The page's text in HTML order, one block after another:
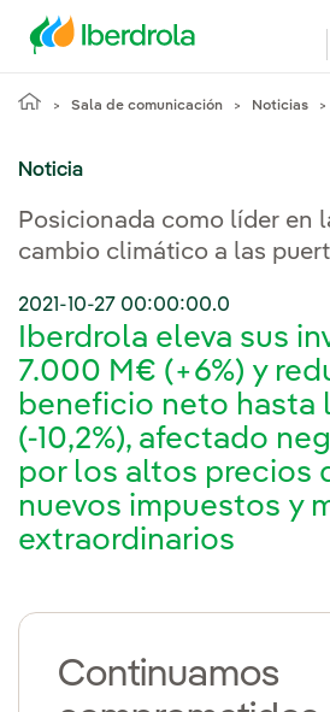
Sala de comunicación Noticias
Noticia
Posicionada como líder en
cambio climático a las
2021-10-27 00:00:00.0
Iberdrola eleva sus
7.000 M€ (+6%) y
beneficio neto hasta
(-10,2%), afectado
por los altos precios
nuevos impuestos y
extraordinarios
Continuamos